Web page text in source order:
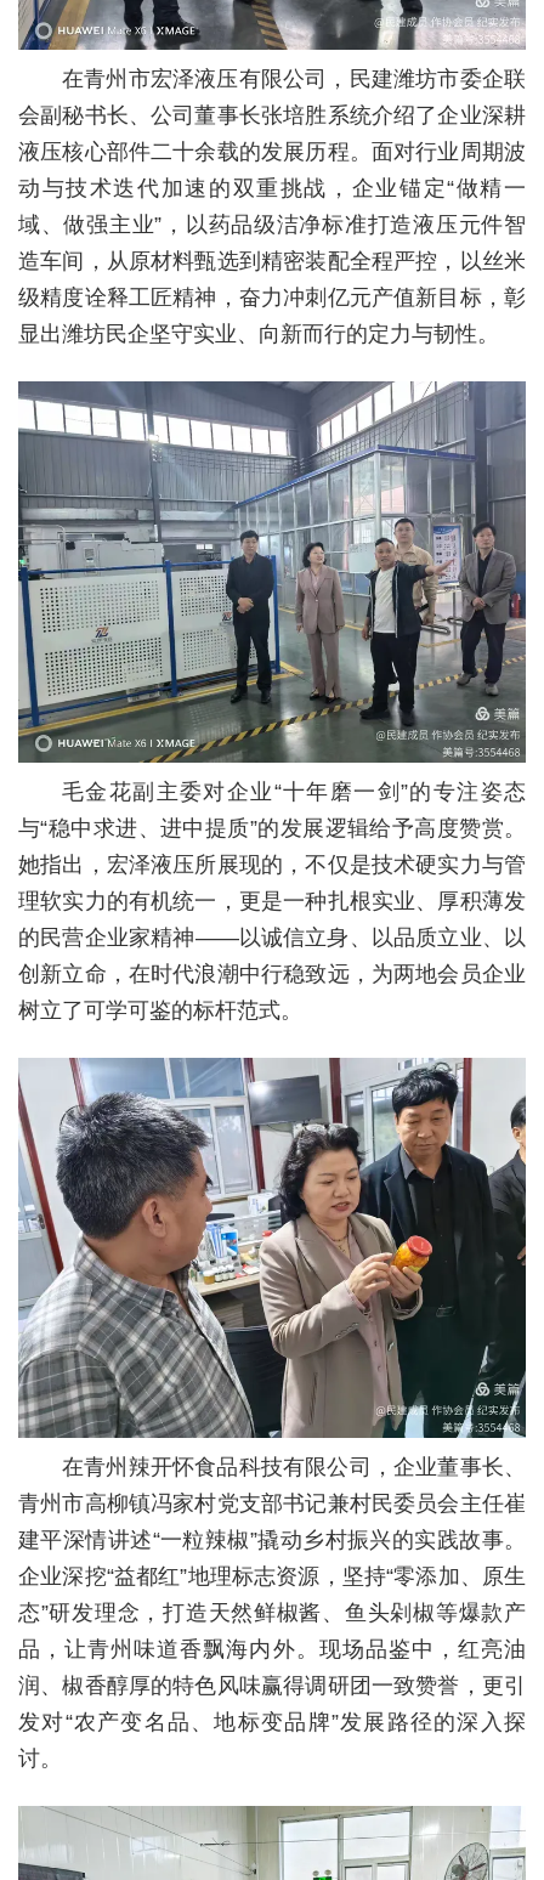
在青州市宏泽液压有限公司，民建潍坊市委企联
会副秘书长、公司董事长张培胜系统介绍了企业深耕
液压核心部件二十余载的发展历程。面对行业周期波
动与技术迭代加速的双重挑战，企业锚定“做精一
域、做强主业”，以药品级洁净标准打造液压元件智
造车间，从原材料甄选到精密装配全程严控，以丝米
级精度诠释工匠精神，奋力冲刺亿元产值新目标，彰
显出潍坊民企坚守实业、向新而行的定力与韧性。
毛金花副主委对企业“十年磨一剑”的专注姿态
与“稳中求进、进中提质”的发展逻辑给予高度赞赏。
她指出，宏泽液压所展现的，不仅是技术硬实力与管
理软实力的有机统一，更是一种扎根实业、厚积薄发
的民营企业家精神——以诚信立身、以品质立业、以
创新立命，在时代浪潮中行稳致远，为两地会员企业
树立了可学可鉴的标杆范式。
在青州辣开怀食品科技有限公司，企业董事长、
青州市高柳镇冯家村党支部书记兼村民委员会主任崔
建平深情讲述“一粒辣椒”撬动乡村振兴的实践故事。
企业深挖“益都红”地理标志资源，坚持“零添加、原生
态”研发理念，打造天然鲜椒酱、鱼头剁椒等爆款产
品，让青州味道香飘海内外。现场品鉴中，红亮油
润、椒香醇厚的特色风味赢得调研团一致赞誉，更引
发对“农产变名品、地标变品牌”发展路径的深入探
讨。